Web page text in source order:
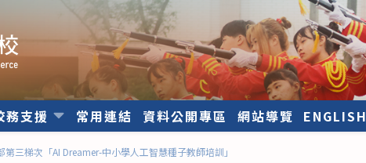
務支援 常用連結 資料公開專區 網站導覽 ENGLISH
三梯次「AI Dreamer-中小學人工智慧種子教師培訓」